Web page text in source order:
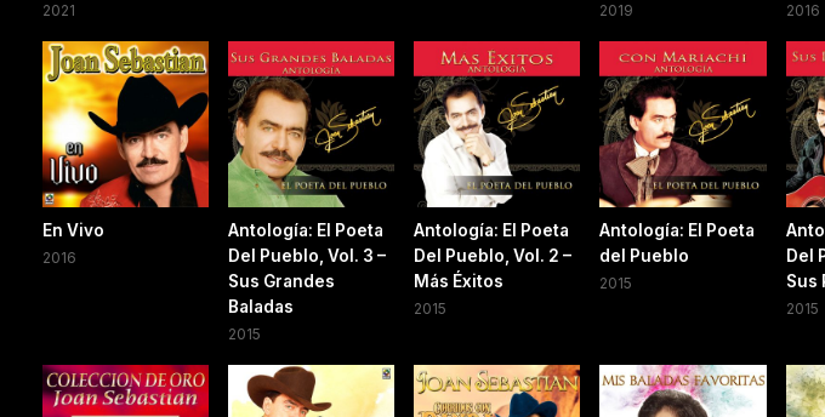
2021 2019 2016
En Vivo
2016
Antología: El Poeta
Del Pueblo, Vol. 3 –
Sus Grandes
Baladas
2015
Antología: El Poeta
Del Pueblo, Vol. 2 –
Más Éxitos
2015
Antología: El Poeta
del Pueblo
2015
Del
Sus
2015